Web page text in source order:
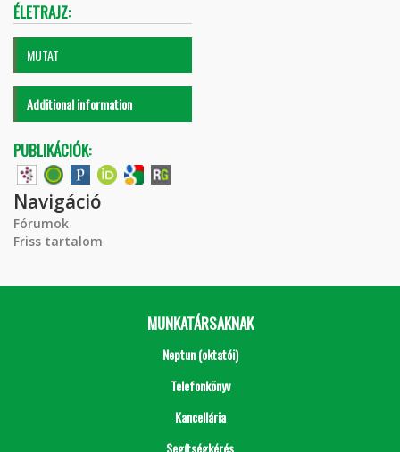
ÉLETRAJZ:
MUTAT
Additional information
PUBLIKÁCIÓK:
Navigáció
Fórumok
Friss tartalom
MUNKATÁRSAKNAK
Neptun (oktatói)
Telefonkönyv
Kancellária
Segítségkérés